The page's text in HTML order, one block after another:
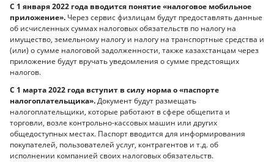
С 1 января 2022 года вводится понятие «налоговое мобильное
приложение». Через сервис физлицам будут предоставлять данные
об исчисленных суммах налоговых обязательств по налогу на
имущество, земельному налогу и налогу на транспортные средства и
(или) о сумме налоговой задолженности, также казахстанцам через
приложение будут вручать уведомления о сумме предстоящих
налогов.
С 1 марта 2022 года вступит в силу норма о «паспорте
налогоплательщика».Документ будут размещать
налогоплательщики, которые работают в сфере общепита и
торговли, возле контрольно-кассовых машин или других
общедоступных местах. Паспорт вводится для информирования
покупателей, пользователей услуг, контрагентов и т.д. об
исполнении компанией своих налоговых обязательств.